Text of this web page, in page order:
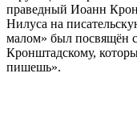
праведный Иоанн
Нилуса на
малом» был посвящён
Кронштадскому,
пишешь».